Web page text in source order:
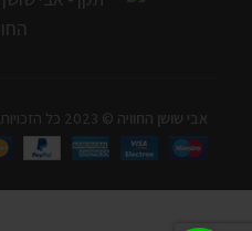
אבי שושן החוויה © 2023 כל הזכויות שמורות